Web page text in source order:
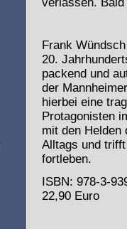
Frank
20.
packend und
der
hierbei eine
Protagonisten
mit den Helden
Alltags und
fortleben.
ISBN: 978-3-
22,90 Euro